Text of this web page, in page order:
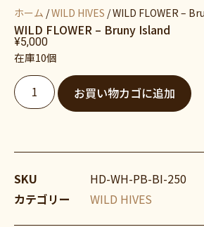
ホーム /WILD HIVES / WILD FLOWER –
WILD FLOWER – Bruny Island
¥5,000
在庫10個
お買い物カゴに追加
SKU
HD-WH-PB-BI-250
カテゴリー
WILD HIVES